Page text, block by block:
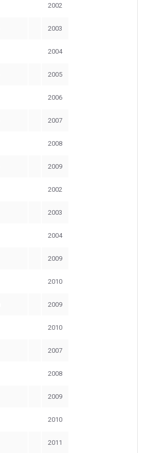
2002
2003
2004
2005
2006
2007
2008
2009
2002
2003
2004
2009
2010
2009
2010
2007
2008
2009
2010
2011